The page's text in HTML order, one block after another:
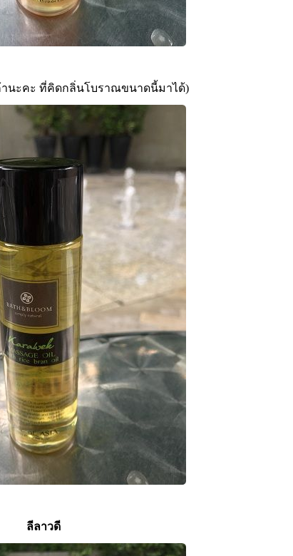
านะคะ ที่คิดกลิ่นโบราณขนาดนี้มาได้)
ลีลาวดี